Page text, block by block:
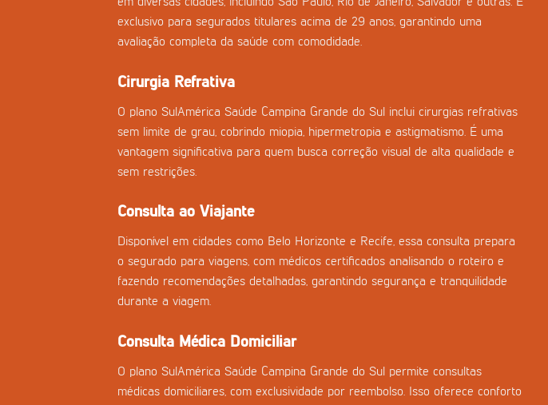
exclusivo para segurados titulares acima de 29 anos, garantindo uma
avaliação completa da saúde com comodidade.
Cirurgia Refrativa
O plano SulAmérica Saúde Campina Grande do Sul inclui cirurgias refrativas
sem limite de grau, cobrindo miopia, hipermetropia e astigmatismo. É uma
vantagem significativa para quem busca correção visual de alta qualidade e
sem restrições.
Consulta ao Viajante
Disponível em cidades como Belo Horizonte e Recife, essa consulta prepara
o segurado para viagens, com médicos certificados analisando o roteiro e
fazendo recomendações detalhadas, garantindo segurança e tranquilidade
durante a viagem.
Consulta Médica Domiciliar
O plano SulAmérica Saúde Campina Grande do Sul permite consultas
médicas domiciliares, com exclusividade por reembolso. Isso oferece conforto